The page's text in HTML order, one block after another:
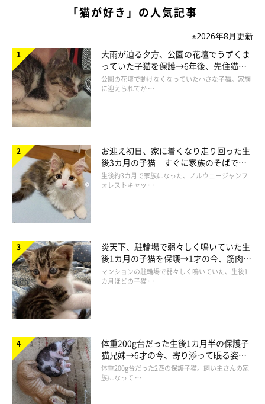
飼い主さん夫婦のことが大好きで、さみしが
りな一面も
@neko_no_negichan
飼い主さんのもとで、健やかに成長しているねぎくん。飼い主さ
んにねぎくんの成長エピソードを尋ねると、パパさんが入院した
「猫が好き」の人気記事
※2026年8月更新
大雨が迫る夕方、公園の花壇でうずくま
っていた子猫を保護→6年後、先住猫
と“姉妹”のような関係に
公園の花壇で動けなくなっていた小さな子猫。家族
に迎えられてか …
お迎え初日、家に着くなり走り回った生
後3カ月の子猫 すぐに家族のそばで落
ち着く姿に「迎えてよかった」
生後約3カ月で家族になった、ノルウェージャンフ
ォレストキャッ …
炎天下、駐輪場で弱々しく鳴いていた生
後1カ月の子猫を保護→1才の今、筋肉質
でツンデレなコに成長
マンションの駐輪場で弱々しく鳴いていた、生後1
カ月ほどの子猫 …
体重200g台だった生後1カ月半の保護子
猫兄妹→6才の今、寄り添って眠る姿に
ほっこり！
体重200g台だった2匹の保護子猫。飼い主さんの家
族になって …